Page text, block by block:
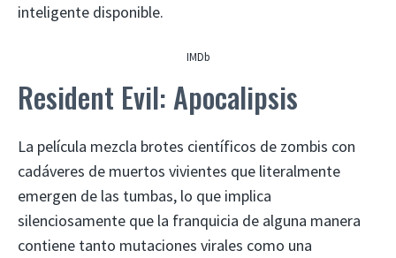
inteligente disponible.
IMDb
Resident Evil: Apocalipsis
La película mezcla brotes científicos de zombis con
cadáveres de muertos vivientes que literalmente
emergen de las tumbas, lo que implica
silenciosamente que la franquicia de alguna manera
contiene tanto mutaciones virales como una